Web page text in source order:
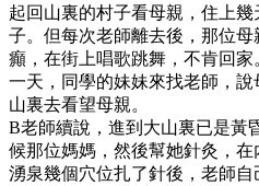
起回山裏的村子看母親，住上
子。但每次老師離去後，那位
癲，在街上唱歌跳舞，不肯回家
一天，同學的妹妹來找老師，
山裏去看望母親。
B老師續說，進到大山裏已是黃
候那位媽媽，然後幫她針灸，在
湧泉幾個穴位扎了針後，老師